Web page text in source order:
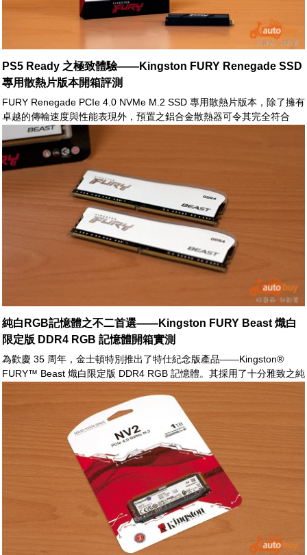
PS5 Ready 之極致體驗——Kingston FURY Renegade SSD
專用散熱片版本開箱評測
FURY Renegade PCIe 4.0 NVMe M.2 SSD 專用散熱片版本，除了擁有
卓越的傳輸速度與性能表現外，預置之鋁合金散熱器可令其完全符合
PS5™ Ready 之要素。當玩家們考量 PlayStation 5 之擴充需求時，
FURY Renegade SSD 專用散熱片版本之出現，適時地提供了一絕佳之
解決方案。
純白RGB記憶體之不二首選——Kingston FURY Beast 熾白
限定版 DDR4 RGB 記憶體開箱實測
為歡慶 35 周年，金士頓特別推出了特仕紀念版產品——Kingston®
FURY™ Beast 熾白限定版 DDR4 RGB 記憶體。其採用了十分雅致之純
熾白限定版模組頂端燈條具備了 10 顆高亮度 LED，搭配無覆蓋式導光
條設計，讓 RGB 燈光呈現均勻流暢之視覺效果。